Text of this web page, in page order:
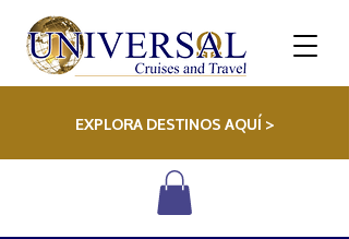
EXPLORA DESTINOS AQUÍ >